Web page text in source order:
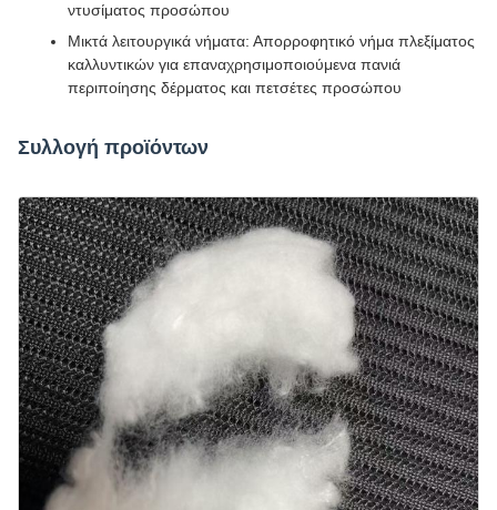
ντυσίματος προσώπου
Μικτά λειτουργικά νήματα: Απορροφητικό νήμα πλεξίματος
καλλυντικών για επαναχρησιμοποιούμενα πανιά
περιποίησης δέρματος και πετσέτες προσώπου
Συλλογή προϊόντων